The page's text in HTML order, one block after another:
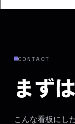
CONTACT
まず
こんな看板にし